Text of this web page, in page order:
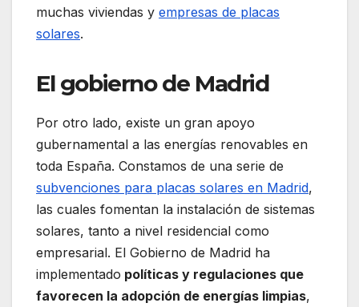
muchas viviendas y empresas de placas
solares.
El gobierno de Madrid
Por otro lado, existe un gran apoyo
gubernamental a las energías renovables en
toda España. Constamos de una serie de
subvenciones para placas solares en Madrid,
las cuales fomentan la instalación de sistemas
solares, tanto a nivel residencial como
empresarial. El Gobierno de Madrid ha
implementado políticas y regulaciones que
favorecen la adopción de energías limpias,